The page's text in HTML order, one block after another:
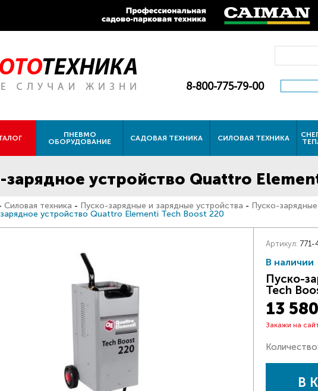
8-800-775-79-00
ПНЕВМО
ОБОРУДОВАНИЕ
САДОВАЯ ТЕХНИКА СИЛОВАЯ ТЕХНИКА
зарядное устройство Quattro
Силовая техника - Пуско-зарядные и зарядные устройства - Пуско-
устройство Quattro Elementi Tech Boost 220
Артикул: 771-
В наличии
Пуско-
Tech
13
Закажи на
Количество:
В